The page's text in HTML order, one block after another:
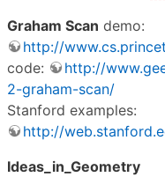
Graham Scan demo:
http://
code:
http://
2-graham-scan/
Stanford examples:
http://
Ideas_in_Geometry